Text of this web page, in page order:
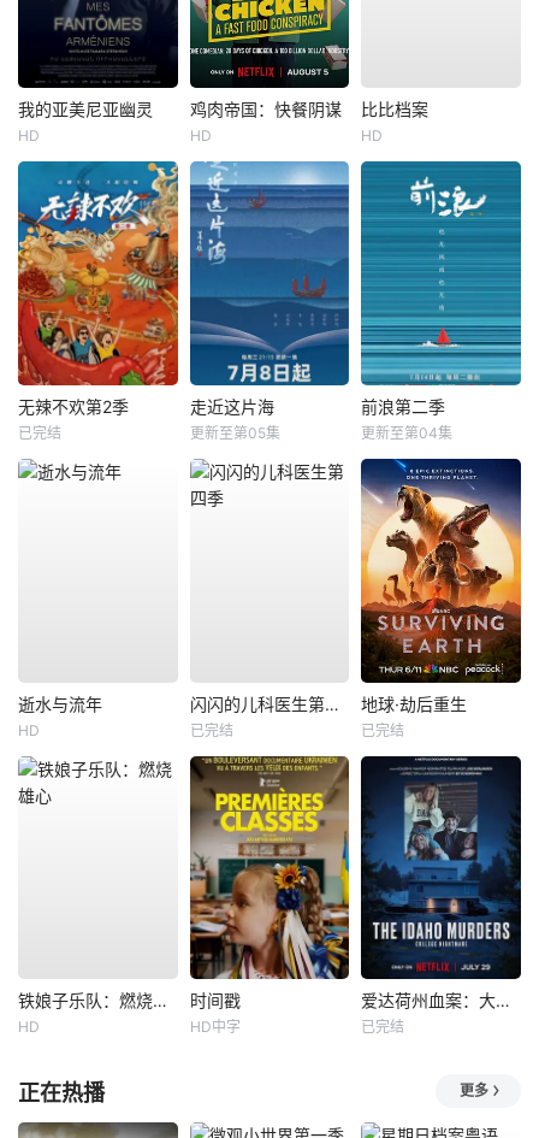
我的亚美尼亚幽灵
HD
鸡肉帝国：快餐阴谋
HD
比比档案
HD
无辣不欢第2季
已完结
走近这片海
更新至第05集
前浪第二季
更新至第04集
逝水与流年
HD
闪闪的儿科医生第四季
已完结
地球·劫后重生
已完结
铁娘子乐队：燃烧雄心
HD
时间戳
HD中字
爱达荷州血案：大学梦魇
已完结
正在热播 更多